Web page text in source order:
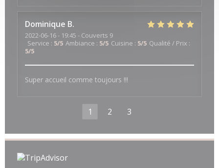
Dominique B
2022-06-16- 19:45 - Couverts 9
Service : 5/5 Ambiance : 5/5 Cuisine : 5/5 Qualité / Prix :
5/5
Super accueil comme toujours !!!
1 2 3